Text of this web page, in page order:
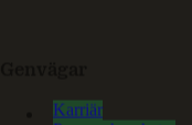
Karriär